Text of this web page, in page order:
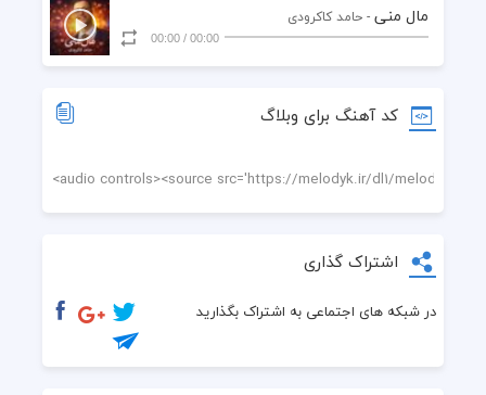
مال منی - حامد کاکرودی
00:00
/
00:00
کد آهنگ برای وبلاگ
اشتراک گذاری
در شبکه های اجتماعی به اشتراک بگذارید